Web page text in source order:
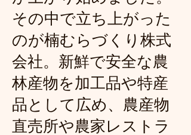
その中で立ち上がった
のが楠むらづくり株式
会社。新鮮で安全な農
林産物を加工品や特産
品として広め、農産物
直売所や農家レストラ